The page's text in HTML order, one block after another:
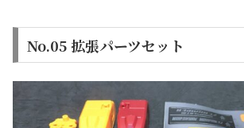
No.05 拡張パーツセット